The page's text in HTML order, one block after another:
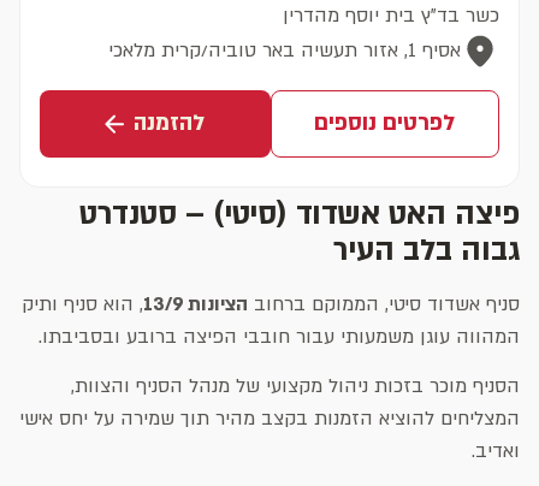
כשר בד"ץ בית יוסף מהדרין
אסיף 1, אזור תעשיה באר טוביה/קרית מלאכי
לפרטים נוספים להזמנה
פיצה האט אשדוד (סיטי) – סטנדרט
גבוה בלב העיר
סניף אשדוד סיטי, הממוקם ברחוב הציונות 13/9
, הוא סניף ותיק
המהווה עוגן משמעותי עבור חובבי הפיצה ברובע ובסביבתו.
הסניף מוכר בזכות ניהול מקצועי של מנהל הסניף והצוות,
המצליחים להוציא הזמנות בקצב מהיר תוך שמירה על יחס אישי
ואדיב.